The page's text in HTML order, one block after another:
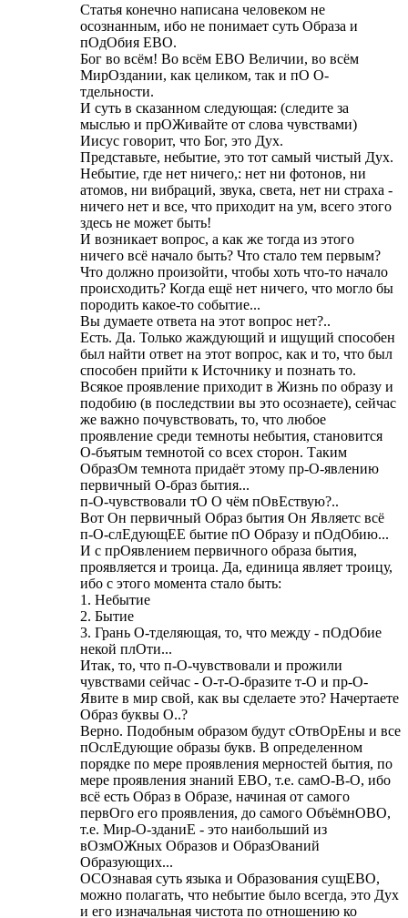
Статья конечно написана человеком не
осознанным, ибо не понимает суть Образа и
пОдОбия ЕВО.
Бог во всём! Во всём ЕВО Величии, во всём
МирОздании, как целиком, так и пО О-
тдельности.
И суть в сказанном следующая: (следите за
мыслью и прОЖивайте от слова чувствами)
Иисус говорит, что Бог, это Дух.
Представьте, небытие, это тот самый чистый Дух.
Небытие, где нет ничего,: нет ни фотонов, ни
атомов, ни вибраций, звука, света, нет ни страха -
ничего нет и все, что приходит на ум, всего этого
здесь не может быть!
И возникает вопрос, а как же тогда из этого
ничего всё начало быть? Что стало тем первым?
Что должно произойти, чтобы хоть что-то начало
происходить? Когда ещё нет ничего, что могло бы
породить какое-то событие...
Вы думаете ответа на этот вопрос нет?..
Есть. Да. Только жаждующий и ищущий способен
был найти ответ на этот вопрос, как и то, что был
способен прийти к Источнику и познать то.
Всякое проявление приходит в Жизнь по образу и
подобию (в последствии вы это осознаете), сейчас
же важно почувствовать, то, что любое
проявление среди темноты небытия, становится
О-бъятым темнотой со всех сторон. Таким
ОбразОм темнота придаёт этому пр-О-явлению
первичный О-браз бытия...
п-О-чувствовали тО О чём пОвЕствую?..
Вот Он первичный Образ бытия Он Являетс всё
п-О-слЕдующЕЕ бытие пО Образу и пОдОбию...
И с прОявлением первичного образа бытия,
проявляется и троица. Да, единица являет троицу,
ибо с этого момента стало быть:
1. Небытие
2. Бытие
3. Грань О-тделяющая, то, что между - пОдОбие
некой плОти...
Итак, то, что п-О-чувствовали и прожили
чувствами сейчас - О-т-О-бразите т-О и пр-О-
Явите в мир свой, как вы сделаете это? Начертаете
Образ буквы О..?
Верно. Подобным образом будут сОтвОрЕны и все
пОслЕдующие образы букв. В определенном
порядке по мере проявления мерностей бытия, по
мере проявления знаний ЕВО, т.е. самО-В-О, ибо
всё есть Образ в Образе, начиная от самого
первОго его проявления, до самого ОбъёмнОВО,
т.е. Мир-О-зданиЕ - это наибольший из
вОзмОЖных Образов и ОбразОваний
Образующих...
ОСОзнавая суть языка и Образования сущЕВО,
можно полагать, что небытие было всегда, это Дух
и его изначальная чистота по отношению ко